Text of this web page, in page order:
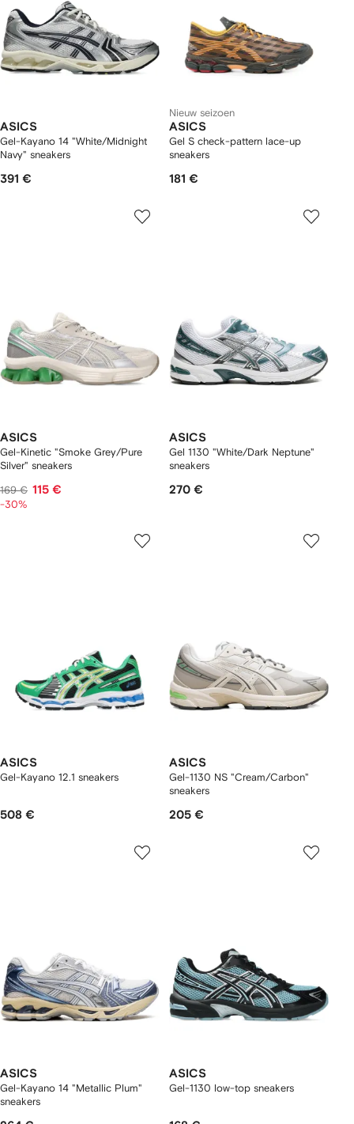
ASICS
Gel-Kayano 14 "White/Midnight
Navy" sneakers
391 €
Nieuw seizoen
ASICS
Gel S check-pattern lace-up
sneakers
181 €
ASICS
Gel-Kinetic "Smoke Grey/Pure
Silver" sneakers
169 € 115 €
-30%
ASICS
Gel 1130 "White/Dark Neptune"
sneakers
270 €
ASICS
Gel-Kayano 12.1 sneakers
508 €
ASICS
Gel-1130 NS "Cream/Carbon"
sneakers
205 €
ASICS
Gel-Kayano 14 "Metallic Plum"
sneakers
ASICS
Gel-1130 low-top sneakers